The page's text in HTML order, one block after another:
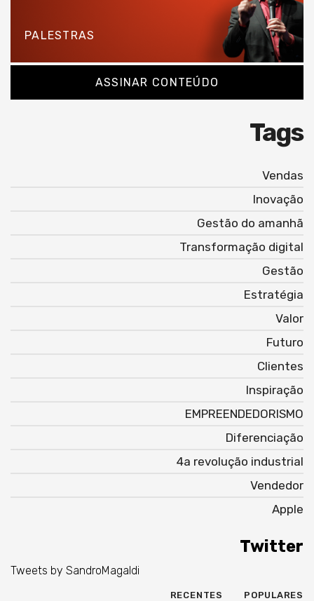
PALESTRAS
ASSINAR CONTEÚDO
Tags
Vendas
Inovação
Gestão do amanhã
Transformação digital
Gestão
Estratégia
Valor
Futuro
Clientes
Inspiração
EMPREENDEDORISMO
Diferenciação
4a revolução industrial
Vendedor
Apple
Twitter
Tweets by SandroMagaldi
POPULARES
RECENTES